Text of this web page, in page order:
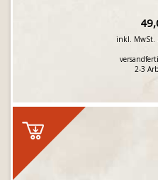
inkl. MwSt.
2-3